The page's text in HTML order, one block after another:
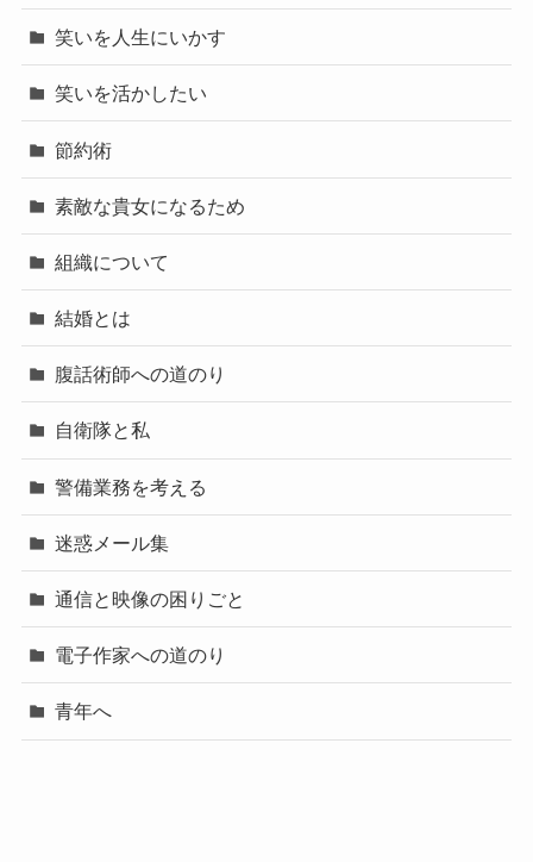
笑いを人生にいかす
笑いを活かしたい
節約術
素敵な貴女になるため
組織について
結婚とは
腹話術師への道のり
自衛隊と私
警備業務を考える
迷惑メール集
通信と映像の困りごと
電子作家への道のり
青年へ